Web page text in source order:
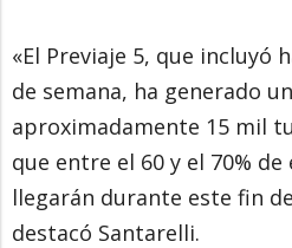
«El Previaje 5, que incluyó
de semana, ha generado
aproximadamente 15 mil
que entre el 60 y el 70%
llegarán durante este fin
destacó Santarelli.